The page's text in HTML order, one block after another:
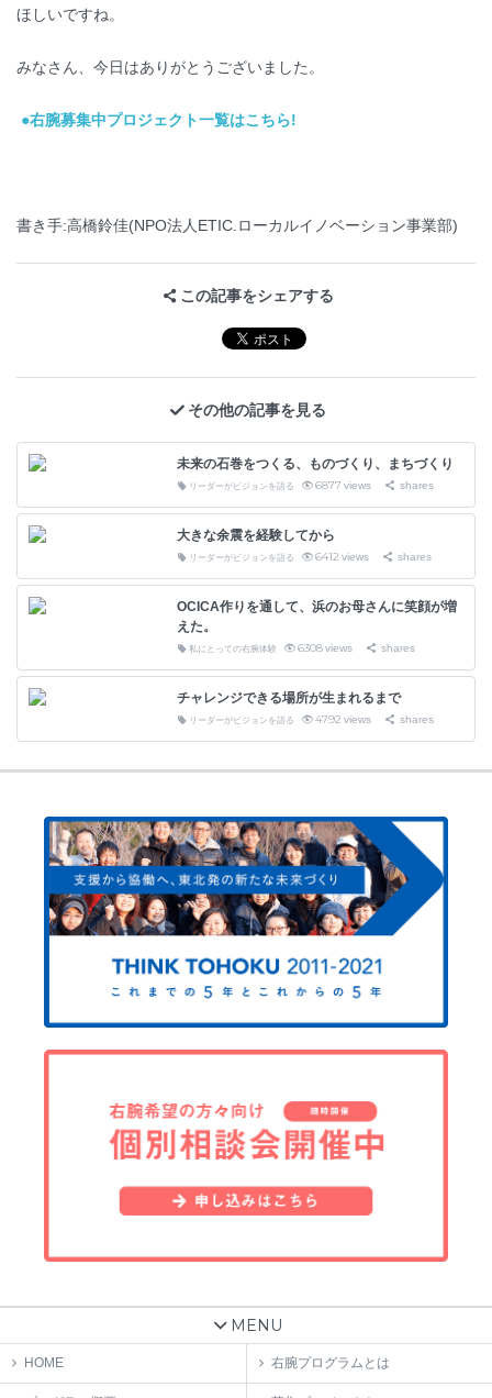
ほしいですね。
みなさん、今日はありがとうございました。
●右腕募集中プロジェクト一覧はこちら!
書き手:高橋鈴佳(NPO法人ETIC.ローカルイノベーション事業部)
この記事をシェアする
その他の記事を見る
未来の石巻をつくる、ものづくり、まちづくり
リーダーがビジョンを語る 6877 views shares
大きな余震を経験してから
リーダーがビジョンを語る 6412 views shares
OCICA作りを通して、浜のお母さんに笑顔が増
えた。
私にとっての右腕体験 6308views shares
チャレンジできる場所が生まれるまで
リーダーがビジョンを語る 4792 views shares
MENU
HOME 右腕プログラムとは